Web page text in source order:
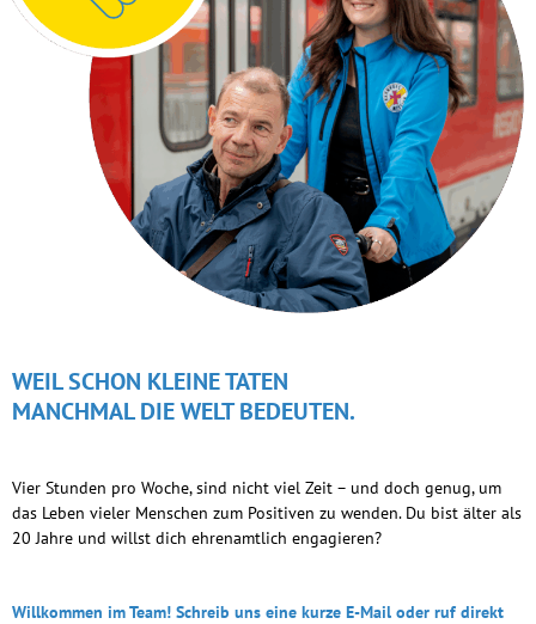
WEIL SCHON KLEINE TATEN
MANCHMAL DIE WELT BEDEUTEN.
Vier Stunden pro Woche, sind nicht viel Zeit – und doch genug, um
das Leben vieler Menschen zum Positiven zu wenden. Du bist älter als
20 Jahre und willst dich ehrenamtlich engagieren?
Willkommen im Team! Schreib uns eine kurze E-Mail oder ruf direkt